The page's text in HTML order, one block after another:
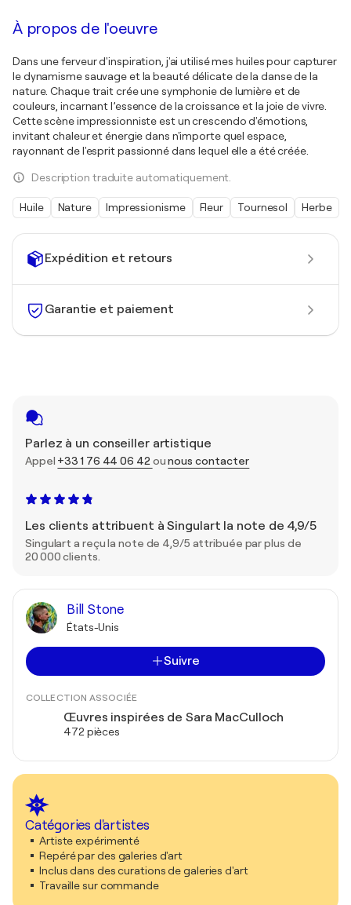
Expédition et retours
Garantie et paiement
Parlez à un conseiller artistique
Appel +33 1 76 44 06 42 ounous contacter
Les clients attribuent à Singulart la note de 4,9/5
Singulart a reçu la note de 4,9/5 attribuée par plus de
20 000 clients.
Bill Stone
États-Unis
Suivre
COLLECTION ASSOCIÉE
Œuvres inspirées de Sara MacCulloch
472 pièces
Catégories d'artistes
Artiste expérimenté
Repéré par des galeries d'art
Inclus dans des curations de galeries d'art
Travaille sur commande
À propos de l'oeuvre
Dans une ferveur d'inspiration, j'ai utilisé mes huiles pour capturer
le dynamisme sauvage et la beauté délicate de la danse de la
nature. Chaque trait crée une symphonie de lumière et de
couleurs, incarnant l’essence de la croissance et la joie de vivre.
Cette scène impressionniste est un crescendo d'émotions,
invitant chaleur et énergie dans n'importe quel espace,
rayonnant de l'esprit passionné dans lequel elle a été créée.
Description traduite automatiquement.
Huile Nature Impressionisme Fleur Tournesol Herbe